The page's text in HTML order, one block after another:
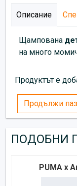
Описание
Щампована
на много
Продуктът е
Продължи
ПОДОБНИ
PUMA x